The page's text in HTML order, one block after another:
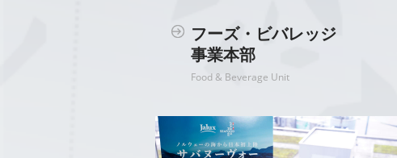
フーズ・ビバレッジ
事業本部
Food & Beverage Unit